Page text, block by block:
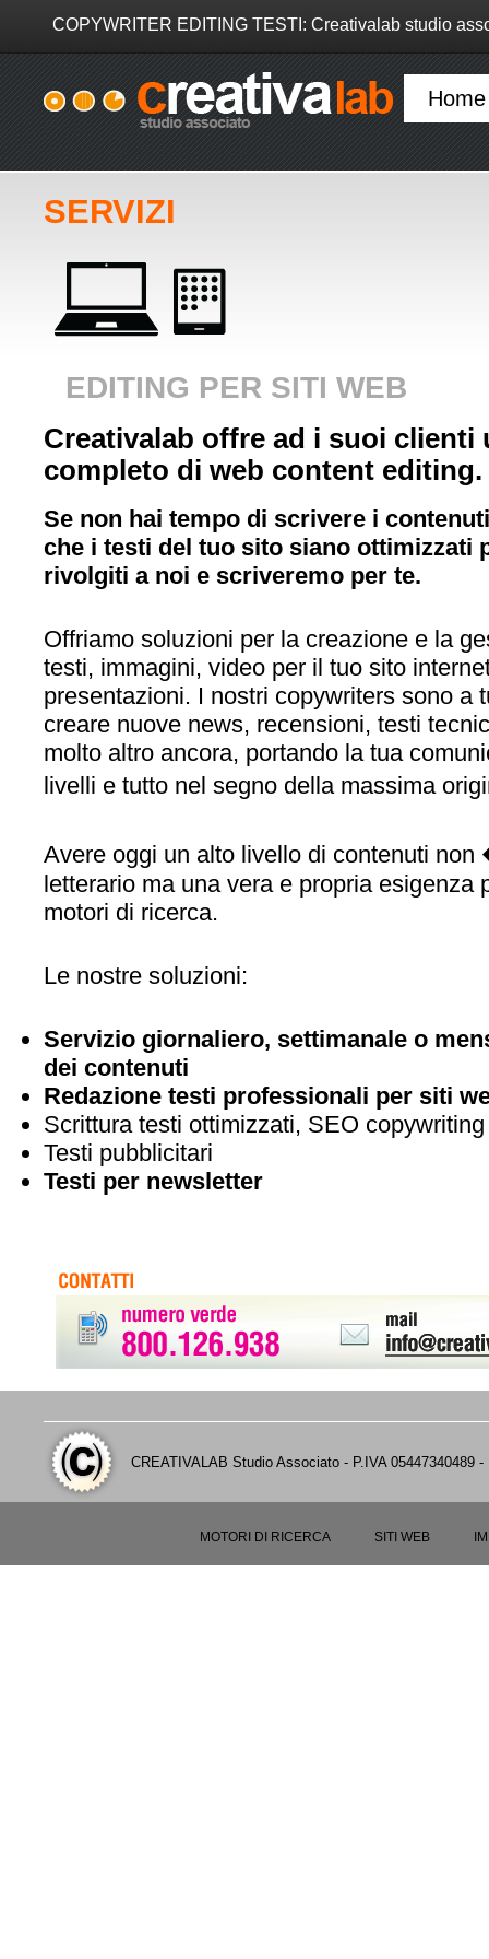
COPYWRITER EDITING TESTI: Creativalab studio
Home
SERVIZI
EDITING PER SITI WEB
Creativalab offre ad i suoi clienti
completo di web content editing.
Se non hai tempo di scrivere i
che i testi del tuo sito siano ottimizzati
rivolgiti a noi e scriveremo per te.
Offriamo soluzioni per la creazione e la
testi, immagini, video per il tuo sito
presentazioni. I nostri copywriters sono a
creare nuove news, recensioni, testi
molto altro ancora, portando la tua
livelli e tutto nel segno della massima
Avere oggi un alto livello di contenuti
letterario ma una vera e propria esigenza
motori di ricerca.
Le nostre soluzioni:
Servizio giornaliero, settimanale o
dei contenuti
Redazione testi professionali per siti
Scrittura testi ottimizzati, SEO copywriting
Testi pubblicitari
Testi per newsletter
CREATIVALAB Studio Associato - P.IVA
MOTORI DI RICERCA SITI WEB